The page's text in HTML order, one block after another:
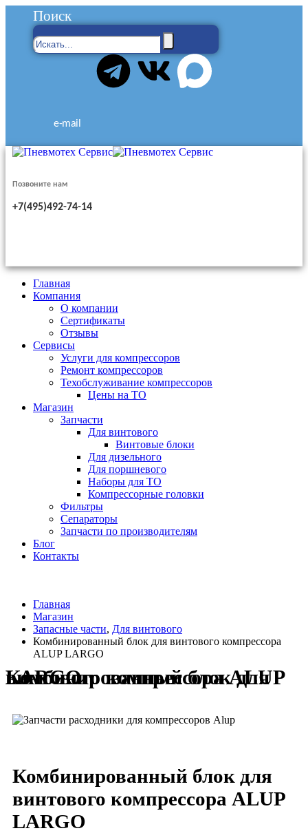
Поиск
e-mail
Позвоните нам
+7(495)492-74-14
Главная
Компания
О компании
Сертификаты
Отзывы
Сервисы
Услуги для компрессоров
Ремонт компрессоров
Техобслуживание компрессоров
Цены на ТО
Магазин
Запчасти
Для винтового
Винтовые блоки
Для дизельного
Для поршневого
Наборы для ТО
Компрессорные головки
Фильтры
Сепараторы
Запчасти по производителям
Блог
Контакты
Главная
Магазин
Запасные части, Для винтового
Комбинированный блок для винтового компрессора
ALUP LARGO
Комбинированный блок для винтового компрессора ALUP LARGO
Комбинированный блок для
винтового компрессора ALUP
LARGO